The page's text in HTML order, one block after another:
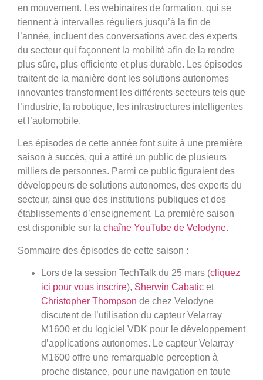
en mouvement. Les webinaires de formation, qui se
tiennent à intervalles réguliers jusqu’à la fin de
l’année, incluent des conversations avec des experts
du secteur qui façonnent la mobilité afin de la rendre
plus sûre, plus efficiente et plus durable. Les épisodes
traitent de la manière dont les solutions autonomes
innovantes transforment les différents secteurs tels que
l’industrie, la robotique, les infrastructures intelligentes
et l’automobile.
Les épisodes de cette année font suite à une première
saison à succès, qui a attiré un public de plusieurs
milliers de personnes. Parmi ce public figuraient des
développeurs de solutions autonomes, des experts du
secteur, ainsi que des institutions publiques et des
établissements d’enseignement. La première saison
est disponible sur la chaîne YouTube de Velodyne.
Sommaire des épisodes de cette saison :
Lors de la session TechTalk du 25 mars (cliquez
ici pour vous inscrire), Sherwin Cabatic et
Christopher Thompson de chez Velodyne
discutent de l’utilisation du capteur Velarray
M1600 et du logiciel VDK pour le développement
d’applications autonomes. Le capteur Velarray
M1600 offre une remarquable perception à
proche distance, pour une navigation en toute